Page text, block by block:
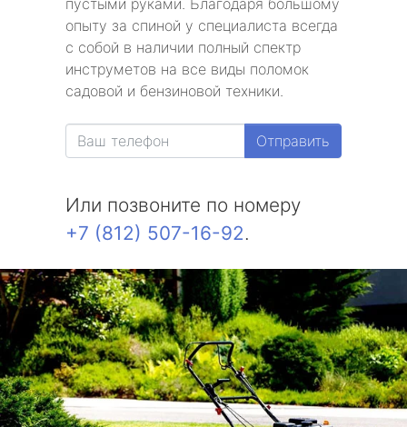
пустыми руками. Благодаря большому
опыту за спиной у специалиста всегда
с собой в наличии полный спектр
инструметов на все виды поломок
садовой и бензиновой техники.
Отправить
Или позвоните по номеру
+7 (812) 507-16-92.